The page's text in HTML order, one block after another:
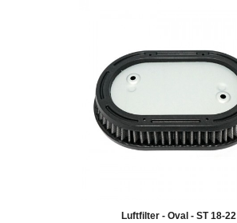
Luftfilter - Oval - ST 18-22